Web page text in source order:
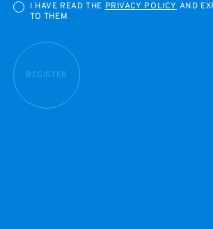
I HAVE READ THEPRIVACY POLICYAND
TO THEM
REGISTER